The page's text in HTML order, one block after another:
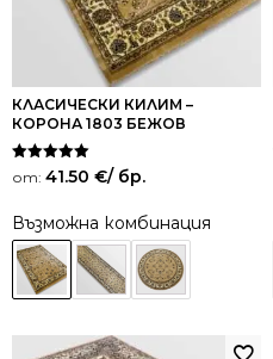
КЛАСИЧЕСКИ КИЛИМ –
КОРОНА 1803 БЕЖОВ
Оценено на
5.00
от: 41.50 €/ бр.
Възможна комбинация